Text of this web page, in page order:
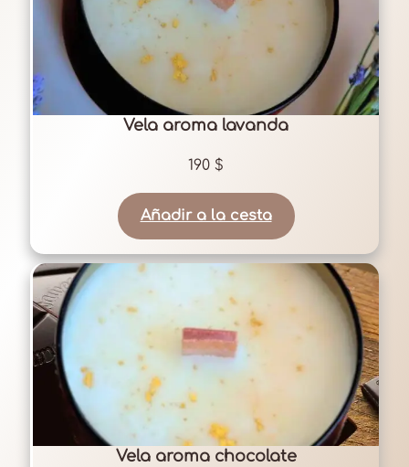
Vela aroma lavanda
190 $
Añadir a la cesta
Vela aroma chocolate